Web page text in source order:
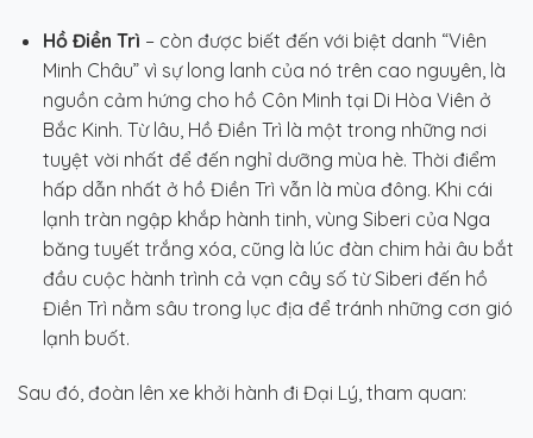
Hồ Điền Trì – còn được biết đến với biệt danh “Viên
Minh Châu” vì sự long lanh của nó trên cao nguyên, là
nguồn cảm hứng cho hồ Côn Minh tại Di Hòa Viên ở
Bắc Kinh. Từ lâu, Hồ Điền Trì là một trong những nơi
tuyệt vời nhất để đến nghỉ dưỡng mùa hè. Thời điểm
hấp dẫn nhất ở hồ Điền Trì vẫn là mùa đông. Khi cái
lạnh tràn ngập khắp hành tinh, vùng Siberi của Nga
băng tuyết trắng xóa, cũng là lúc đàn chim hải âu bắt
đầu cuộc hành trình cả vạn cây số từ Siberi đến hồ
Điền Trì nằm sâu trong lục địa để tránh những cơn gió
lạnh buốt.
Sau đó, đoàn lên xe khởi hành đi Đại Lý, tham quan: